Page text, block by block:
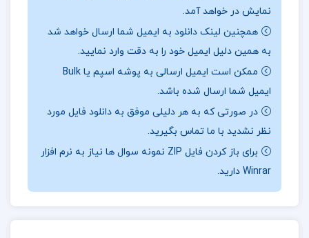
دکتر بی آر هرگنهان :
یادگیری از دکتر بی. آر. هرگنهان، یکی از متون پایه‌ای
در حوزه یادگیری و روان‌شناسی آموزشی است. این
کتاب نظریات مهم یادگیری از جمله رفتارگرایی،
شناخت‌گرایی، و یادگیری اجتماعی را به تفصیل بیان
می‌کند و به بررسی علمی این نظریات از جنبه‌های
تاریخی و عملی می‌پردازد. یکی از نکات مثبت کتاب،
نحوه سازماندهی و توضیحات روان آن است که برای
دانشجویان و متخصصان جذاب و قابل درک است.
هرگنهان توانسته‌است با استفاده از مثال‌ها و
نمایش در خواهد آمد.
همچنین لینک دانلود به ایمیل شما ارسال خواهد شد
به همین دلیل ایمیل خود را به دقت وارد نمایید.
ممکن است ایمیل ارسالی به پوشه اسپم یا Bulk
ایمیل شما ارسال شده باشد.
در صورتی که به هر دلیلی موفق به دانلود فایل مورد
نظر نشدید با ما تماس بگیرید.
برای باز کردن فایل ZIP نمونه سوال ها نیاز به نرم افزار
Winrar دارید.